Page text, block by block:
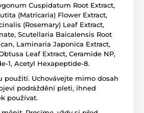
Cuspidatum Root Extract,
(Matricaria) Flower Extract,
(Rosemary) Leaf Extract,
Scutellaria Baicalensis Root
Laminaria Japonica Extract,
Leaf Extract, Ceramide NP,
1, Acetyl Hexapeptide-8.
použití. Uchovávejte mimo dosah
podráždění pleti, ihned
používat.